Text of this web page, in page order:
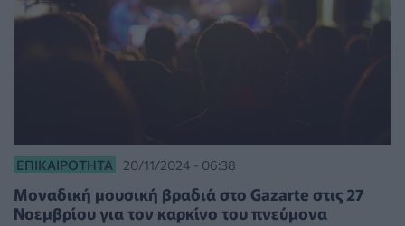
ΕΠΙΚΑΙΡΌΤΗΤΑ 20/11/2024 - 06:38
Μοναδική μουσική βραδιά στο Gazarte στις 27
Νοεμβρίου για τον καρκίνο του πνεύμονα